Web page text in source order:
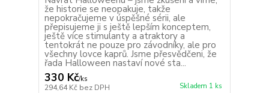
že historie se neopakuje, takže
nepokračujeme v úspěšné sérii, ale
přepisujeme ji s ještě lepším konceptem,
ještě více stimulanty a atraktory a
tentokrát ne pouze pro závodníky, ale pro
všechny lovce kaprů. Jsme přesvědčeni, že
řada Halloween nastaví nové sta...
330 Kč/ks
294,64 Kč bez DPH Skladem 1 ks